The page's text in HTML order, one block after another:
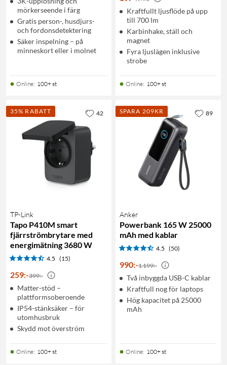
mörkerseende i färg
Gratis person-, husdjurs-
och fordonsdetektering
Säker inspelning – på
minneskort eller i molnet
Online: 100+ st
Kraftfullt ljusflöde på upp
till 700 lm
Karbinhake, ställ och
magnet
Fyra ljuslägen inklusive
strobe
Online: 100+ st
35% RABATT
TP-Link
Tapo P410M smart
fjärrströmbrytare med
energimätning 3680 W
4.5 (15)
259:-399:-
Matter-stöd –
plattformsoberoende
IP54-stänksäker – för
utomhusbruk
Skydd mot överström
Online: 100+ st
42 SPARA 209KR
Anker
Powerbank 165 W 25000
mAh med kablar
4.5 (50)
990:-1 199:-
Två inbyggda USB-C kablar
Kraftfull nog för laptops
Hög kapacitet på 25000
mAh
Online: 100+ st
89